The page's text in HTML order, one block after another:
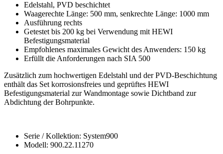
Edelstahl, PVD beschichtet
Waagerechte Länge: 500 mm, senkrechte Länge: 1000 mm
Ausführung rechts
Getestet bis 200 kg bei Verwendung mit HEWI
Befestigungsmaterial
Empfohlenes maximales Gewicht des Anwenders: 150 kg
Erfüllt die Anforderungen nach SIA 500
Zusätzlich zum hochwertigen Edelstahl und der PVD-Beschichtung
enthält das Set korrosionsfreies und geprüftes HEWI
Befestigungsmaterial zur Wandmontage sowie Dichtband zur
Abdichtung der Bohrpunkte.
Serie / Kollektion: System900
Modell: 900.22.11270